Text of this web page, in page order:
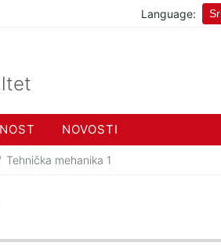
Language:
NOVOSTI
Tehnička mehanika 1